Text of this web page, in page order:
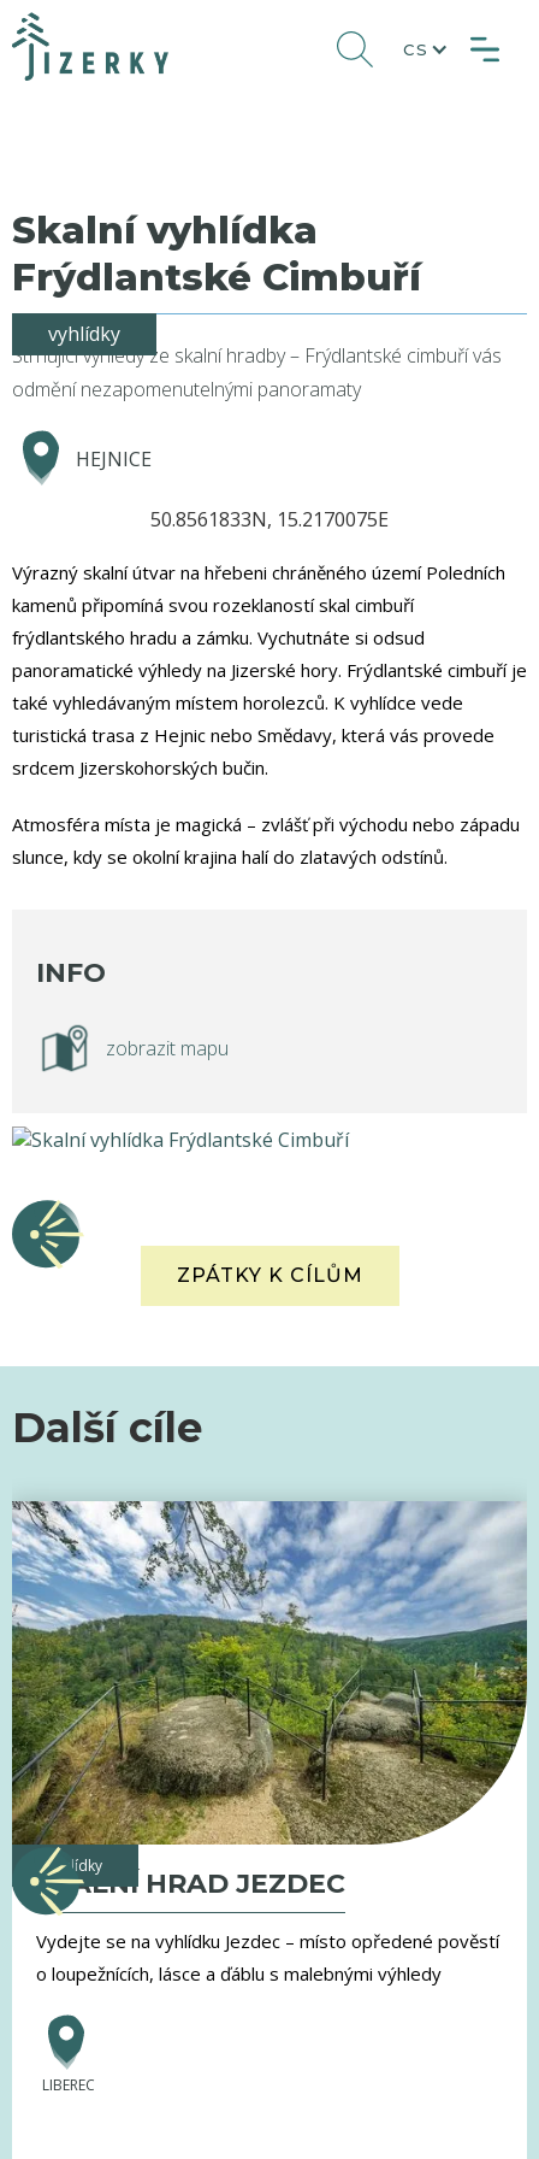
CS
Skalní vyhlídka
Frýdlantské Cimbuří
vyhlídky
Strhující výhledy ze skalní hradby – Frýdlantské cimbuří vás
odmění nezapomenutelnými panoramaty
HEJNICE
50.8561833N, 15.2170075E
Výrazný skalní útvar na hřebeni chráněného území Poledních
kamenů připomíná svou rozeklaností skal cimbuří
frýdlantského hradu a zámku. Vychutnáte si odsud
panoramatické výhledy na Jizerské hory. Frýdlantské cimbuří je
také vyhledávaným místem horolezců. K vyhlídce vede
turistická trasa z Hejnic nebo Smědavy, která vás provede
srdcem Jizerskohorských bučin.
Atmosféra místa je magická – zvlášť při východu nebo západu
slunce, kdy se okolní krajina halí do zlatavých odstínů.
INFO
zobrazit mapu
ZPÁTKY K CÍLŮM
Další cíle
vyhlídky
SKALNÍ HRAD JEZDEC
Vydejte se na vyhlídku Jezdec – místo opředené pověstí
o loupežnících, lásce a ďáblu s malebnými výhledy
LIBEREC